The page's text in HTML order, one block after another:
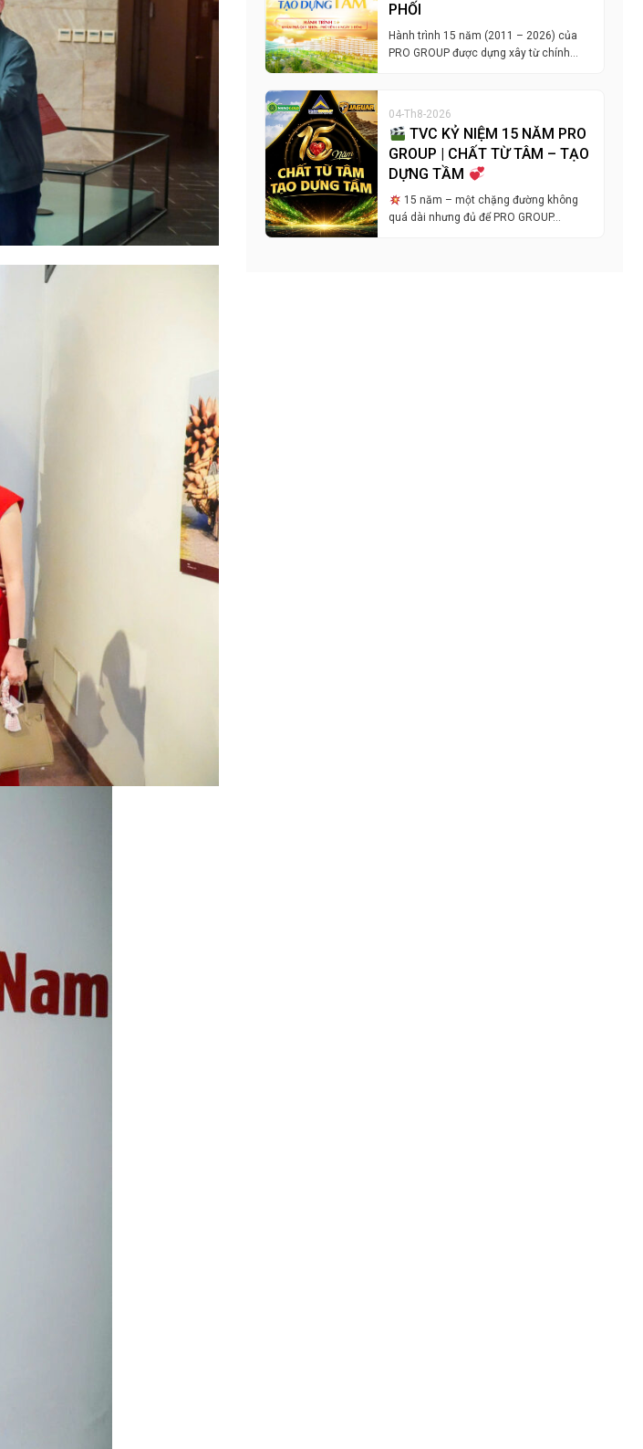
PHỐI
Hành trình 15 năm (2011 – 2026) của
PRO GROUP được dựng xây từ chính…
04-Th8-2026
TVC KỶ NIỆM 15 NĂM PRO
GROUP | CHẤT TỪ TÂM – TẠO
DỰNG TẦM
15 năm – một chặng đường không
quá dài nhưng đủ để PRO GROUP…